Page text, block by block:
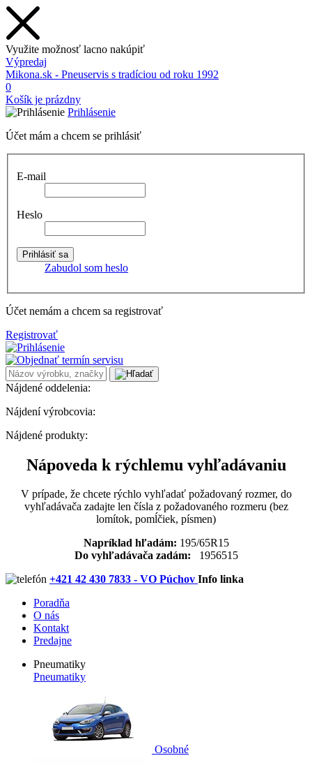
Využite možnosť lacno nakúpiť
Výpredaj
Mikona.sk - Pneuservis s tradíciou od roku 1992
0
Košík je prázdny
Prihlásenie
Účet mám a chcem se prihlásiť
E-mail
Heslo
Zabudol som heslo
Účet nemám a chcem sa registrovať
Registrovať
Nájdené oddelenia:
Nájdení výrobcovia:
Nájdené produkty:
Nápoveda k rýchlemu vyhľadávaniu
V prípade, že chcete rýchlo vyhľadať požadovaný rozmer, do
vyhľadávača zadajte len čísla z požadovaného rozmeru (bez
lomítok, pomĺčiek, písmen)
Napríklad hľadám: 195/65R15
Do vyhľadávača zadám: 1956515
+421 42 430 7833 - VO Púchov Info linka
Poradňa
O nás
Kontakt
Predajne
Pneumatiky
Pneumatiky
Osobné